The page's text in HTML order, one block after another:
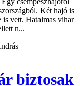
Két hajó is
is vett. Hatalmas vihar
n...
biztosak